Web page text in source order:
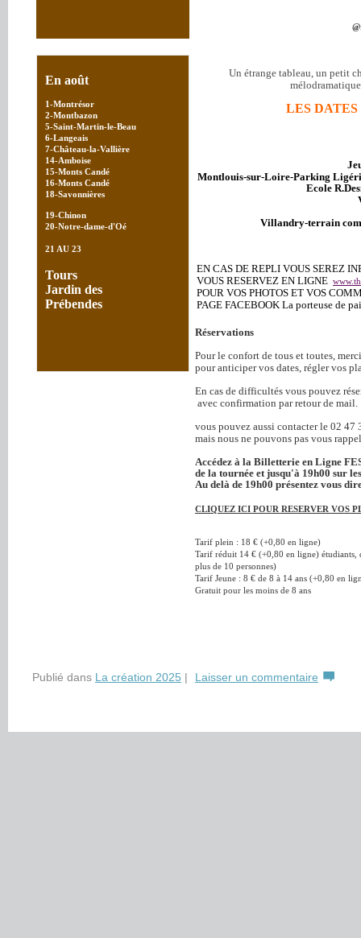
En août
1-Montrésor
2-Montbazon
5-Saint-Martin-le-Beau
6-Langeais
7-Château-la-Vallière
14-Amboise
15-Monts Candé
16-Monts Candé
18-Savonnières
19-Chinon
20-Notre-dame-d'Oé
21 AU 23
Tours
Jardin des
Prébendes
Un étrange tableau, un petit
LES
Montlouis-sur-Loire-Parking
Ecole
Villandry-terrain
EN CAS DE REPLI VOUS SEREZ
VOUS RESERVEZ EN LIGNE
POUR VOS PHOTOS ET VOS
PAGE FACEBOOK La porteuse de
Réservations
Pour le confort de tous et toutes,
pour anticiper vos dates, régler vos
En cas de difficultés vous pouvez
avec confirmation par retour de mail.
vous pouvez aussi contacter le 02 47
mais nous ne pouvons pas vous
Accédez à la Billetterie en Ligne
de la tournée et jusqu'à 19h00 sur
Au delà de 19h00 présentez vous
CLIQUEZ ICI POUR RESERVER VOS
Tarif plein : 18 € (+0,80 en ligne)
Tarif réduit 14 € (+0,80 en ligne) étudiants,
plus de 10 personnes)
Tarif Jeune : 8 € de 8 à 14 ans (+0,80 en
Gratuit pour les moins de 8 ans
Publié dans La création 2025 | Laisser un commentaire